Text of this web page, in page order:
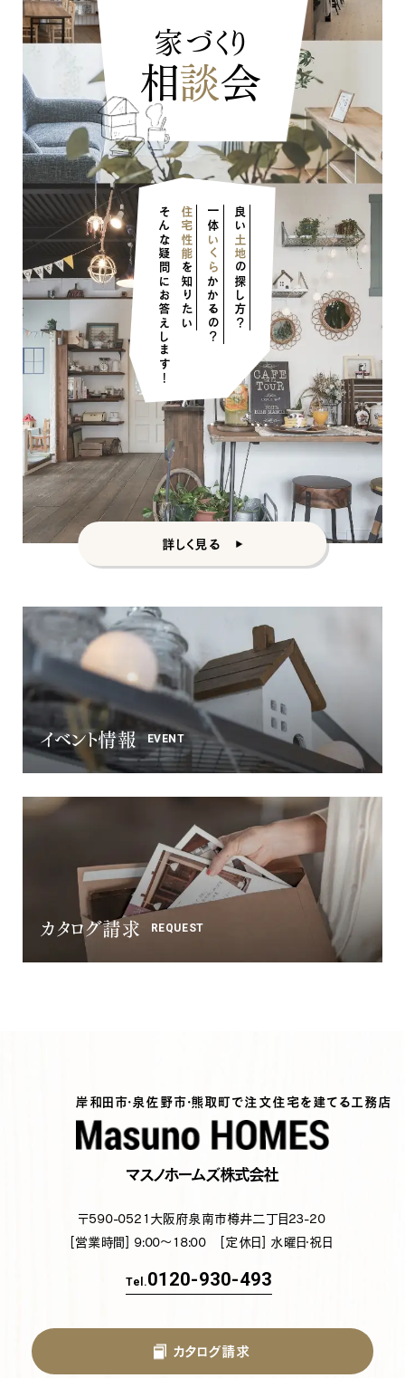
ナチュラル
カントリー
家づくり
相談会
住宅性能
を知りたい
一体
いくら
かかるの？
良い
土地
の探し方？
そんな疑問にお答えします！
詳しく見る
イベント情報 EVENT
カタログ請求 REQUEST
岸和田市・泉佐野市・熊取町で注文住宅を建てる工務店
マスノホームズ株式会社
〒590-0521 大阪府泉南市樽井二丁目23-20
[営業時間] 9:00～18:00 [定休日] 水曜日・祝日
Tel.0120-930-493
カタログ請求